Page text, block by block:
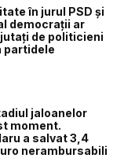
în jurul PSD și
democrații ar
de politicieni
partidele
jaloanelor
moment.
a salvat 3,4
nerambursabili